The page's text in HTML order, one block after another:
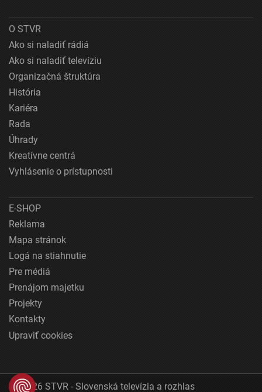
O STVR
Ako si naladiť rádiá
Ako si naladiť televíziu
Organizačná štruktúra
História
Kariéra
Rada
Úhrady
Kreatívne centrá
Vyhlásenie o prístupnosti
E-SHOP
Reklama
Mapa stránok
Logá na stiahnutie
Pre médiá
Prenájom majetku
Projekty
Kontakty
Upraviť cookies
© 2026 STVR - Slovenská televízia a rozhlas